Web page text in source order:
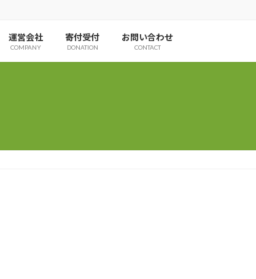
運営会社
COMPANY
寄付受付
DONATION
お問い合わせ
CONTACT